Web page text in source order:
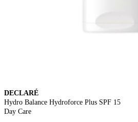
DECLARÉ
Hydro Balance Hydroforce Plus SPF 15
Day Care